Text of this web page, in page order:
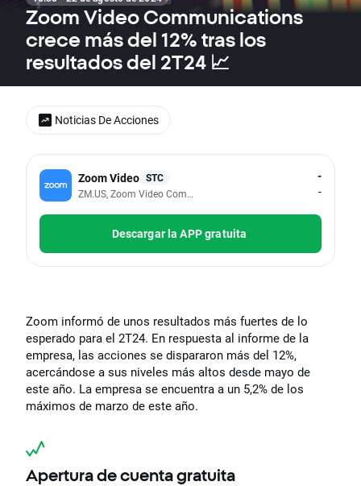
Zoom Video Communications
crece más del 12% tras los
resultados del 2T24 📈
Zoom Video STC
ZM.US, Zoom Video Communications Inc - Class A
-
-
Descargar la APP gratuita
Zoom informó de unos resultados más fuertes de lo
esperado para el 2T24. En respuesta al informe de la
empresa, las acciones se dispararon más del 12%,
acercándose a sus niveles más altos desde mayo de
este año. La empresa se encuentra a un 5,2% de los
máximos de marzo de este año.
Apertura de cuenta gratuita
Noticias De Acciones